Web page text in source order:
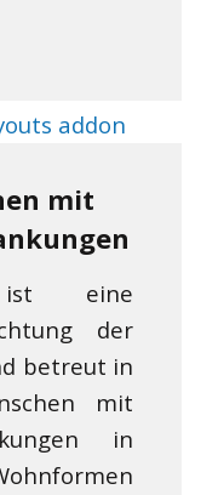
mit
ist eine
der
betreut in
mit
in